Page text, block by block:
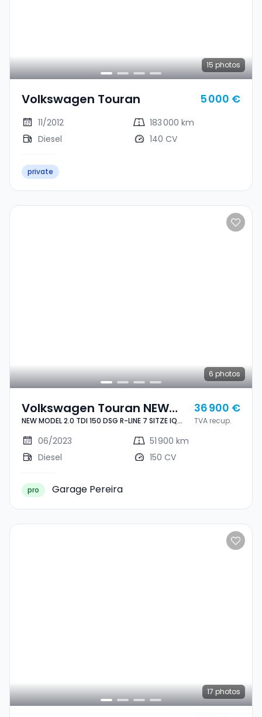
15 photos
Volkswagen Touran 5 000 €
11/2012
183 000 km
Diesel
140 CV
private
6 photos
Volkswagen Touran NEW
MODEL 2.0 TDI 150 DSG R-
LINE 7 SITZE IQ LIGHT NAVI
NEW MODEL 2.0 TDI 150 DSG R-LINE 7 SITZE IQ
36 900 €
TVA recup.
06/2023
51 900 km
Diesel
150 CV
pro Garage Pereira
17 photos